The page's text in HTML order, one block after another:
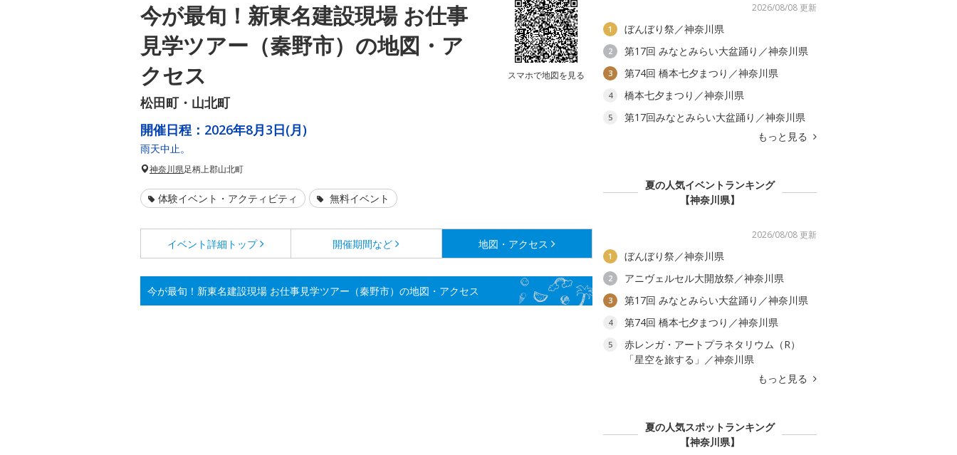
今が最旬！新東名建設現場 お仕事
見学ツアー（秦野市）の地図・ア
クセス
松田町・山北町
スマホで地図を見る
開催日程： 2026年8月3日(月)
雨天中止。
神奈川県足柄上郡山北町
体験イベント・アクティビティ 無料イベント
イベント詳細 トップ 開催期間など 地図・アクセス
今が最旬！新東名建設現場 お仕事見学ツアー（秦野市）の地図・アクセス
2026/08/08 更新
1 ぼんぼり祭／神奈川県
2 第17回 みなとみらい大盆踊り／神奈川県
3 第74回 橋本七夕まつり／神奈川県
4 橋本七夕まつり／神奈川県
5
第17回みなとみらい大盆踊り／神奈川県
もっと見る
夏の人気イベントランキング
【神奈川県】
2026/08/08 更新
1 ぼんぼり祭／神奈川県
2 アニヴェルセル大開放祭／神奈川県
3 第17回 みなとみらい大盆踊り／神奈川県
4 第74回 橋本七夕まつり／神奈川県
5
赤レンガ・アートプラネタリウム（R）
「星空を旅する」／神奈川県
もっと見る
夏の人気スポットランキング
【神奈川県】